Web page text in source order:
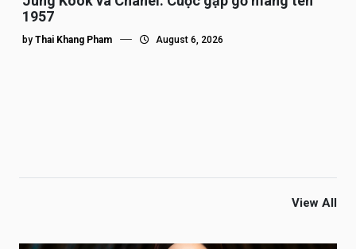
1957
by Thai Khang Pham August 6, 2026
View All